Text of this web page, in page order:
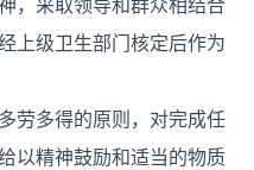
，采取领导和群众相结合
上级卫生部门核定后作为
劳多得的原则，对完成任
以精神鼓励和适当的物质